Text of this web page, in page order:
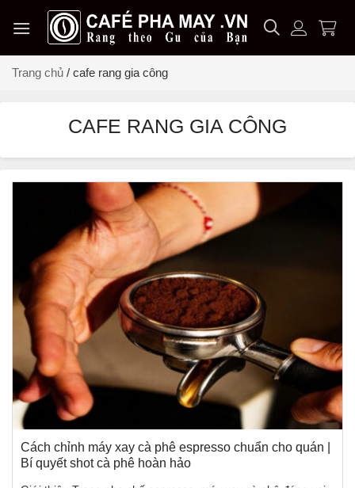
đến
dungTrang chủ / cafe rang gia công
CAFE RANG GIA CÔNG
Cách chỉnh máy xay cà phê espresso chuẩn cho quán |
Bí quyết shot cà phê hoàn hảo